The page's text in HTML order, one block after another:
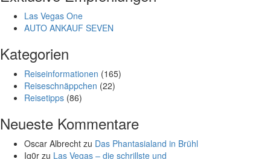
Las Vegas One
AUTO ANKAUF SEVEN
Kategorien
Reiseinformationen (165)
Reiseschnäppchen (22)
Reisetipps (86)
Neueste Kommentare
Oscar Albrecht zu Das Phantasialand in Brühl
Ig0r zu Las Vegas – die schrillste und